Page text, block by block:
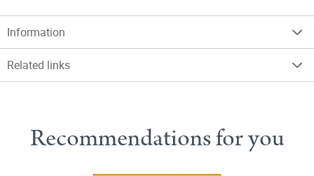
Information
Related links
Recommendations for you